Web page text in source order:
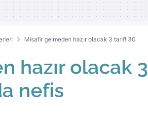
Misafir gelmeden hazır olacak 3 tarif! 30
hazır olacak 3
nefis